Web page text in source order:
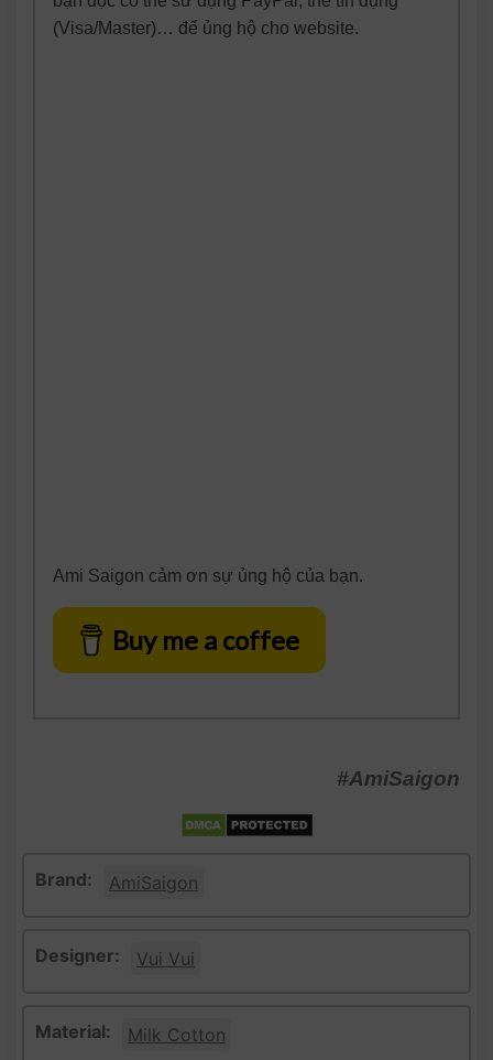
(Visa/Master)… để ủng hộ cho website.
Ami Saigon cảm ơn sự ủng hộ của bạn.
Buy me a coffee
#AmiSaigon
Brand: AmiSaigon
Designer: Vui Vui
Material: Milk Cotton